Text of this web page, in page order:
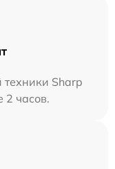
техники Sharp
2 часов.